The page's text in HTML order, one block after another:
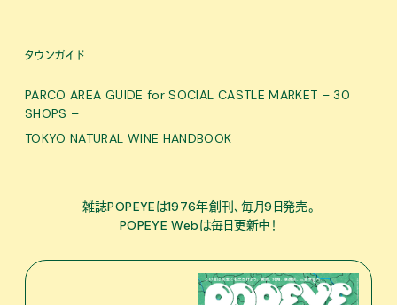
タウンガイド
PARCO AREA GUIDE for SOCIAL CASTLE MARKET – 30
SHOPS –
TOKYO NATURAL WINE HANDBOOK
雑誌POPEYEは1976年創刊、毎月9日発売。
POPEYE Webは毎日更新中！